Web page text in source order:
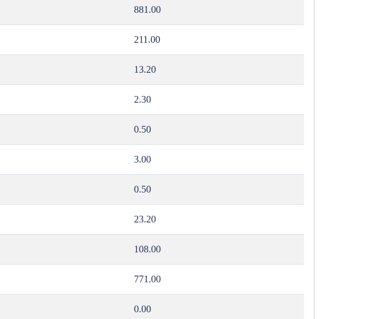
881.00
211.00
13.20
2.30
0.50
3.00
0.50
23.20
108.00
771.00
0.00